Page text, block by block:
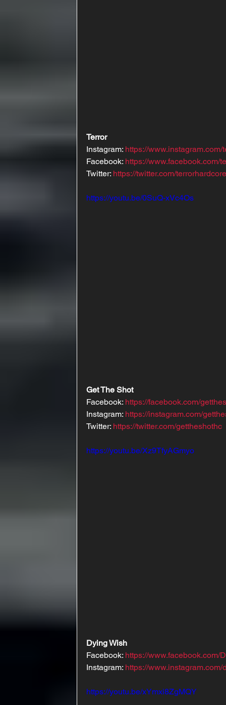
Terror
Instagram: https://www.instagram.com/
Facebook: https://www.facebook.com/
Twitter: https://twitter.com/terrorhardcore
https://youtu.be/0SuQ-xVc4Os
Get The Shot
Facebook: https://facebook.com/
Instagram: https://instagram.com/
Twitter: https://twitter.com/gettheshothc
https://youtu.be/Xz9TfyAGmyo
Dying Wish
Facebook: https://www.facebook.com/
Instagram: https://
https://youtu.be/xYmxi8ZgMQY